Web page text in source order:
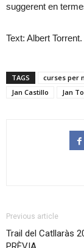
suggerent en
Text: Albert
TAGS curses per
Jan Castillo
Jan
Previous article
Trail del Catllaràs